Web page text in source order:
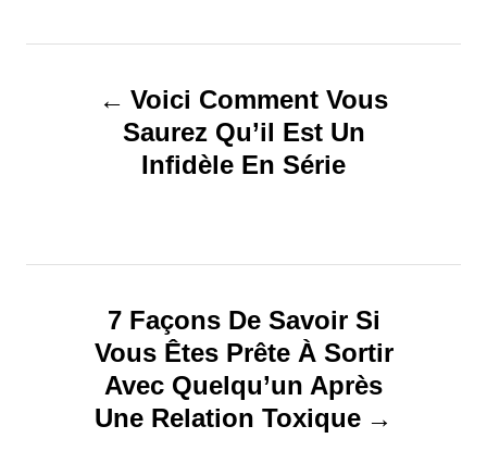
g
Voici Comment Vous
Saurez Qu’il Est Un
Infidèle En Série
7 Façons De Savoir Si
Vous Êtes Prête À Sortir
Avec Quelqu’un Après
Une Relation Toxique